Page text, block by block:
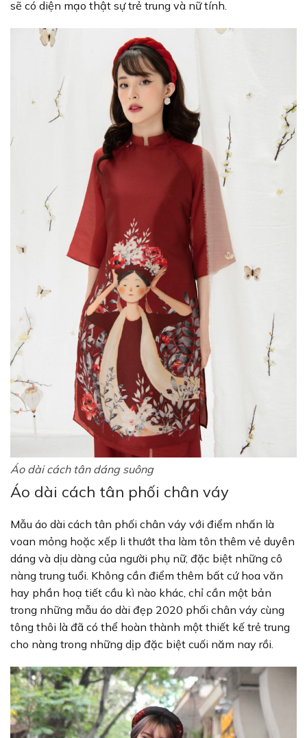
sẽ có diện mạo thật sự trẻ trung và nữ tính.
Áo dài cách tân dáng suông
Áo dài cách tân phối chân váy
Mẫu áo dài cách tân phối chân váy với điểm nhấn là
voan mỏng hoặc xếp li thướt tha làm tôn thêm vẻ duyên
dáng và dịu dàng của người phụ nữ, đặc biệt những cô
nàng trung tuổi. Không cần điểm thêm bất cứ hoa văn
hay phần hoạ tiết cầu kì nào khác, chỉ cần một bản
trong những mẫu áo dài đẹp 2020 phối chân váy cùng
tông thôi là đã có thể hoàn thành một thiết kế trẻ trung
cho nàng trong những dịp đặc biệt cuối năm nay rồi.